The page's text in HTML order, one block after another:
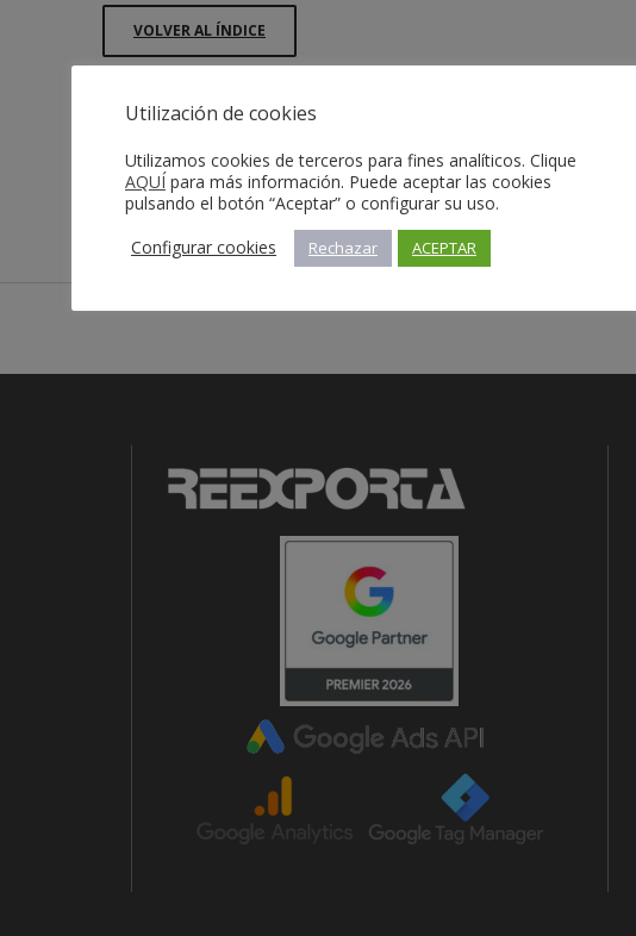
VOLVER AL ÍNDICE
Utilización de cookies
Utilizamos cookies de terceros para fines analíticos. Clique
AQUÍ para más información. Puede aceptar las cookies
pulsando el botón “Aceptar” o configurar su uso.
Configurar cookies
Rechazar ACEPTAR